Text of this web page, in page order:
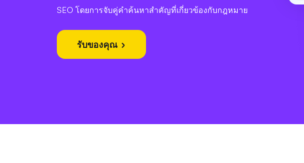
SEO โดยการจับคู่คำค้นหาสำคัญที่เกี่ยวข้องกับกฎหมาย
รับของคุณ